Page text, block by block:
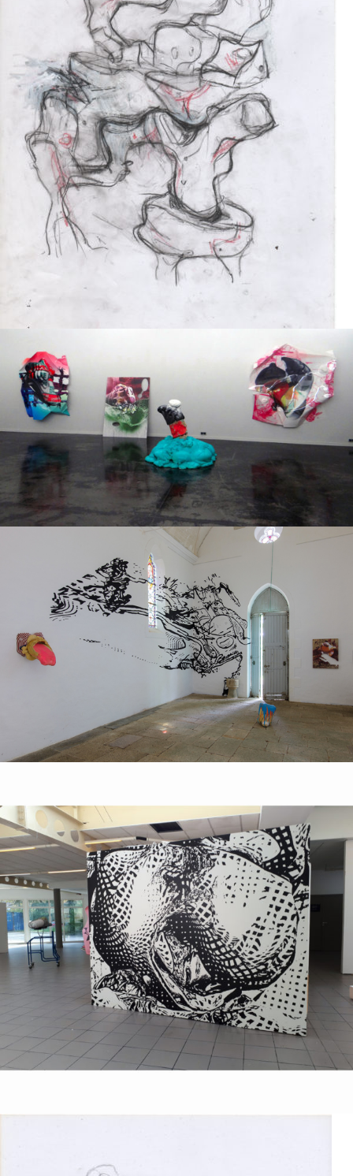
Dessin 2017
Exposition personnelle 2019
Exposition personnelle 2012
Impression sur papier 2018